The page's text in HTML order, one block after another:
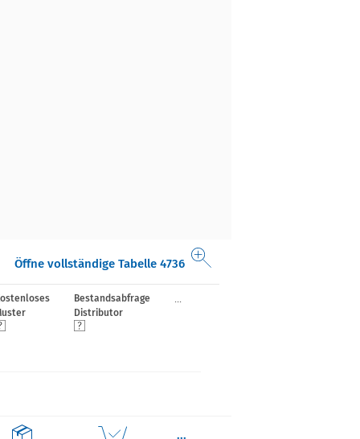
Öffne vollständige Tabelle 4736
Bestandsabfrage
Distributor
...
...